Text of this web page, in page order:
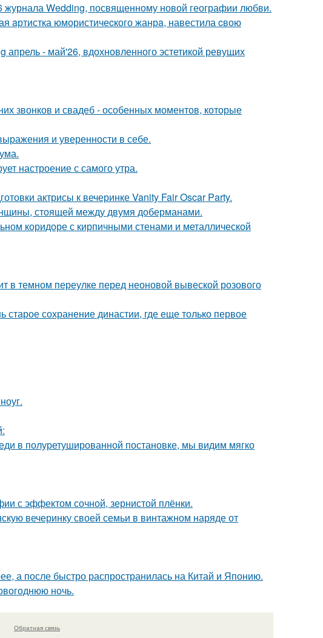
журнала Wedding, посвященному новой географии любви.
aртистка юмористичеcкого жанрa, навестила cвою
- май'26, вдохновленного эстетикой ревущих
звонков и свадеб - особенных моментов, которые
и уверенности в себе.
настроение с самого утра.
актрисы к вечеринке Vanity Fair Oscar Party.
стоящей между двумя доберманами.
коридоре с кирпичными стенами и металлической
темном переулке перед неоновой вывеской розового
сохранение династии, где еще только первое
в полуретушированной постановке, мы видим мягко
с эффектом сочной, зернистой плёнки.
вечеринку своей семьи в винтажном наряде от
а после быстро распространилась на Китай и Японию.
ночь.
Обратная связь